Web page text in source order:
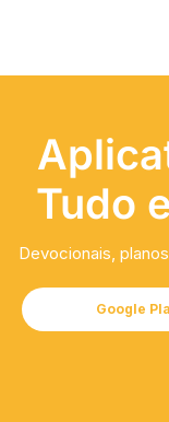
Tudo
Devocionais,
Google